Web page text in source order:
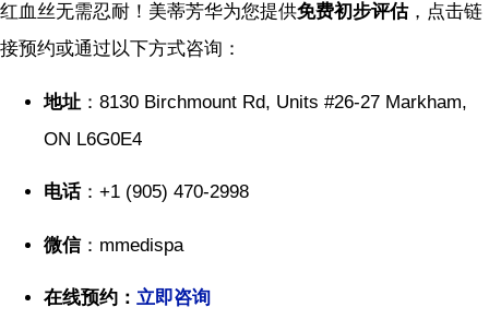
红血丝无需忍耐！美蒂芳华为您提供免费初步评估，点击链
接预约或通过以下方式咨询：
地址 ：8130 Birchmount Rd, Units #26-27 Markham,
ON L6G0E4
电话：+1 (905) 470-2998
微信：mmedispa
在线预约： 立即咨询